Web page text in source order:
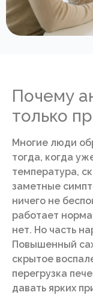
Почему
только
Многие люди
тогда, когда
температура,
заметные
ничего не
работает
нет. Но часть
Повышенный
скрытое
перегрузка
давать ярких